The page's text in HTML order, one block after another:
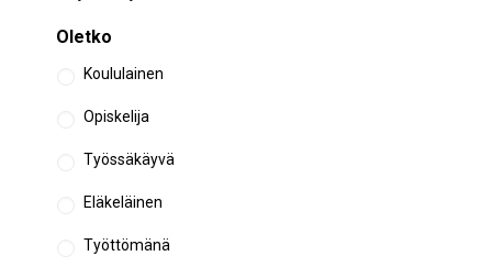
Oletko
Koululainen
Opiskelija
Työssäkäyvä
Eläkeläinen
Työttömänä